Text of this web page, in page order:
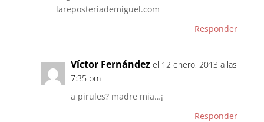
lareposteriademiguel.com
Responder
Víctor Fernández el 12 enero, 2013 a las
7:35 pm
a pirules? madre mia…¡
Responder